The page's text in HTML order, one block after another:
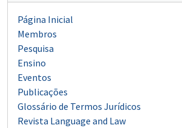
Página Inicial
Membros
Pesquisa
Ensino
Eventos
Publicações
Glossário de Termos Jurídicos
Revista Language and Law